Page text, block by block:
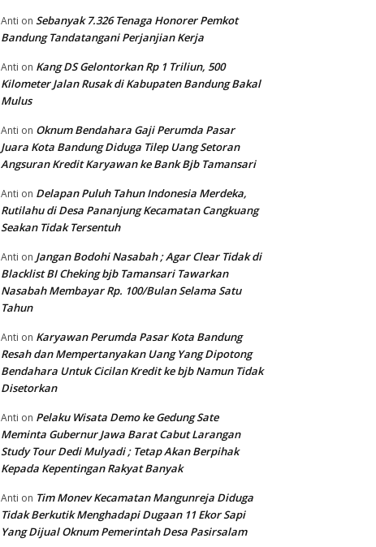
Anti on Sebanyak 7.326 Tenaga Honorer Pemkot
Bandung Tandatangani Perjanjian Kerja
Anti on Kang DS Gelontorkan Rp 1 Triliun, 500
Kilometer Jalan Rusak di Kabupaten Bandung Bakal
Mulus
Anti on Oknum Bendahara Gaji Perumda Pasar
Juara Kota Bandung Diduga Tilep Uang Setoran
Angsuran Kredit Karyawan ke Bank Bjb Tamansari
Anti on Delapan Puluh Tahun Indonesia Merdeka,
Rutilahu di Desa Pananjung Kecamatan Cangkuang
Seakan Tidak Tersentuh
Anti on Jangan Bodohi Nasabah ; Agar Clear Tidak di
Blacklist BI Cheking bjb Tamansari Tawarkan
Nasabah Membayar Rp. 100/Bulan Selama Satu
Tahun
Anti on Karyawan Perumda Pasar Kota Bandung
Resah dan Mempertanyakan Uang Yang Dipotong
Bendahara Untuk Cicilan Kredit ke bjb Namun Tidak
Disetorkan
Anti on Pelaku Wisata Demo ke Gedung Sate
Meminta Gubernur Jawa Barat Cabut Larangan
Study Tour Dedi Mulyadi ; Tetap Akan Berpihak
Kepada Kepentingan Rakyat Banyak
Anti on Tim Monev Kecamatan Mangunreja Diduga
Tidak Berkutik Menghadapi Dugaan 11 Ekor Sapi
Yang Dijual Oknum Pemerintah Desa Pasirsalam